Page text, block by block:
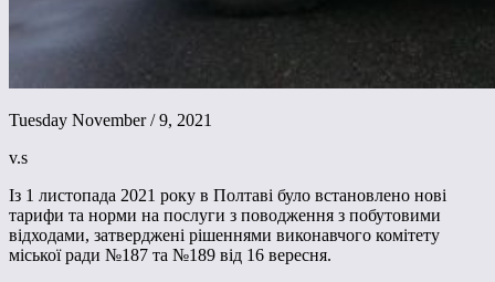
Tuesday November / 9, 2021
v.s
Із 1 листопада 2021 року в Полтаві було встановлено нові
тарифи та норми на послуги з поводження з побутовими
відходами, затверджені рішеннями виконавчого комітету
міської ради №187 та №189 від 16 вересня.